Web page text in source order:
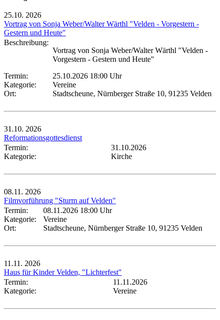
25.10. 2026
Vortrag von Sonja Weber/Walter Wärthl "Velden - Vorgestern -
Gestern und Heute"
Beschreibung:
Vortrag von Sonja Weber/Walter Wärthl "Velden -
Vorgestern - Gestern und Heute"
Termin:
25.10.2026 18:00 Uhr
Kategorie:
Vereine
Ort:
Stadtscheune, Nürnberger Straße 10, 91235 Velden
31.10. 2026
Reformationsgottesdienst
Termin:
31.10.2026
Kategorie:
Kirche
08.11. 2026
Filmvorführung "Sturm auf Velden"
Termin:
08.11.2026 18:00 Uhr
Kategorie:
Vereine
Ort:
Stadtscheune, Nürnberger Straße 10, 91235 Velden
11.11. 2026
Haus für Kinder Velden, "Lichterfest"
Termin:
11.11.2026
Kategorie:
Vereine